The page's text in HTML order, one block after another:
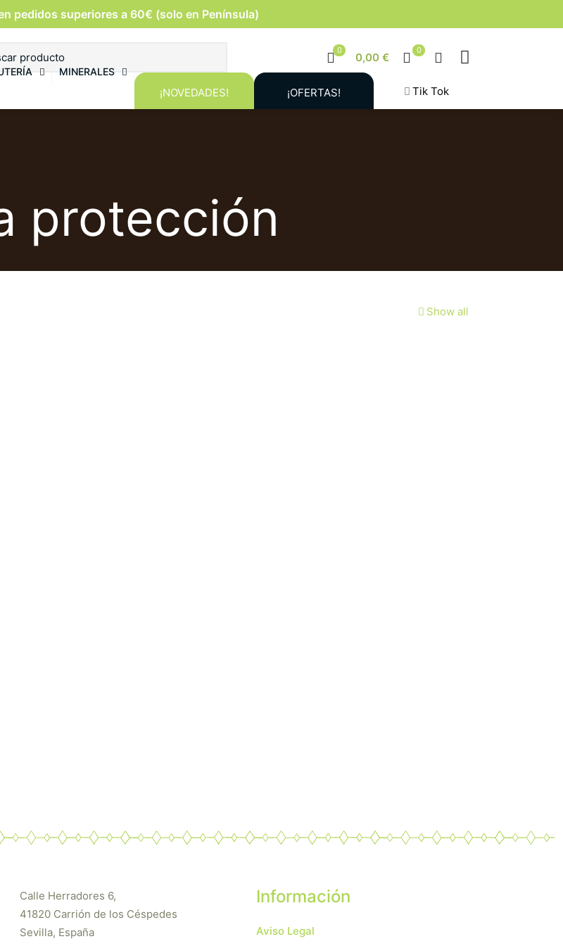
pedidos superiores a 60€ (solo en Península)
0
0,00 €
0
MINERALES
¡NOVEDADES! ¡OFERTAS! Tik Tok
protección
Show all
Calle Herradores 6,
41820 Carrión de los Céspedes
Sevilla, España
Información
Aviso Legal